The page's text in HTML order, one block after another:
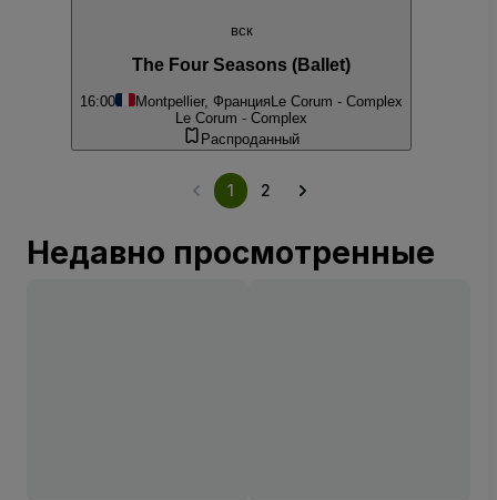
вск
The Four Seasons (Ballet)
16:00 Montpellier, Франция Le Corum - Complex
Le Corum - Complex
Распроданный
1 2
Недавно просмотренные